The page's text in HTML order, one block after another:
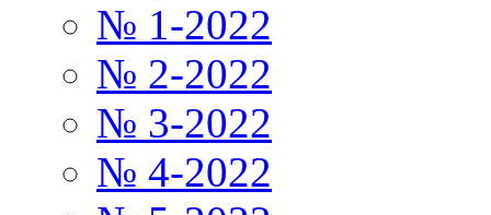
№ 1-2022
№ 2-2022
№ 3-2022
№ 4-2022